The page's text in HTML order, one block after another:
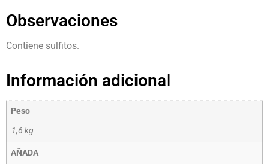
Observaciones
Contiene sulfitos.
Información adicional
Peso
1,6 kg
AÑADA